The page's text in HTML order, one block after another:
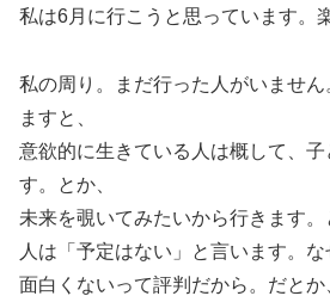
私は6月に行こうと思っています。
私の周り。まだ行った人がいませ
ますと、
意欲的に生きている人は概して、子
す。とか、
未来を覗いてみたいから行きます
人は「予定はない」と言います。
面白くないって評判だから。だとか